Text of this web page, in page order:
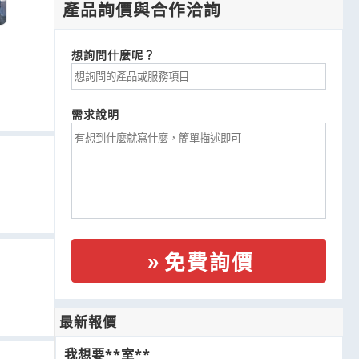
產品詢價與合作洽詢
想詢問什麼呢？
需求說明
免費詢價
最新報價
我想要**室**